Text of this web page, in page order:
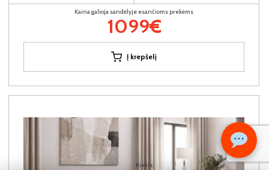
Kiekis:
Kaina galioja sandėlyje esančioms prekėms
1099€
Į krepšelį